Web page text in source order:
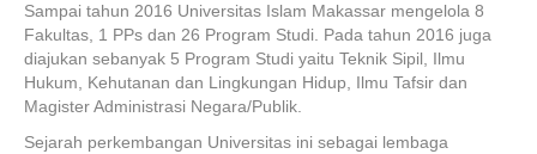
Sampai tahun 2016 Universitas Islam Makassar mengelola 8
Fakultas, 1 PPs dan 26 Program Studi. Pada tahun 2016 juga
diajukan sebanyak 5 Program Studi yaitu Teknik Sipil, Ilmu
Hukum, Kehutanan dan Lingkungan Hidup, Ilmu Tafsir dan
Magister Administrasi Negara/Publik.
Sejarah perkembangan Universitas ini sebagai lembaga